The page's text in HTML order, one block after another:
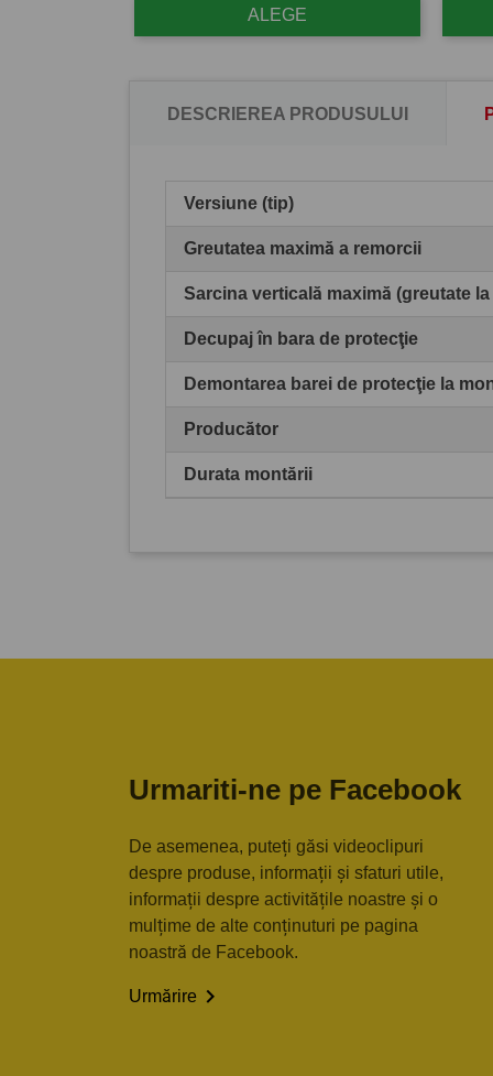
ALEGE
DESCRIEREA PRODUSULUI
Versiune (tip)
Greutatea maximă a remorcii
Sarcina verticală maximă (greutate
Decupaj în bara de protecţie
Demontarea barei de protecţie la
Producător
Durata montării
Urmariti-ne pe Facebook
De asemenea, puteți găsi videoclipuri
despre produse, informații și sfaturi utile,
informații despre activitățile noastre și o
mulțime de alte conținuturi pe pagina
noastră de Facebook.
Urmărire 